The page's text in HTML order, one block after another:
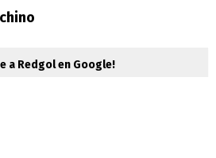
a Redgol en Google!